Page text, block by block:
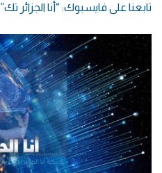
تابعنا على فايسبوك: “أنا الجزائر تك”